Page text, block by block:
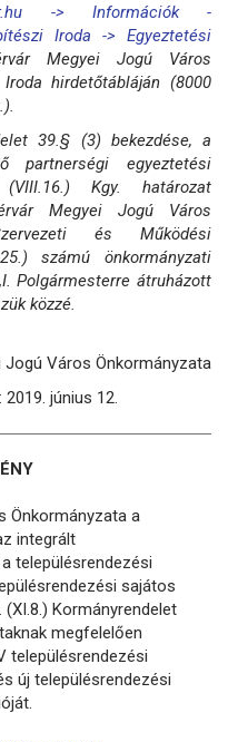
->Információk -
Iroda -> Egyeztetési
Megyei Jogú Város
hirdetőtábláján (8000
39.§ (3) bekezdése, a
partnerségi egyeztetési
Kgy. határozat
Megyei Jogú Város
és Működési
számú önkormányzati
Polgármesterre átruházott
közzé.
Város Önkormányzata
június 12.
Önkormányzata a
integrált
településrendezési
sajátos
Kormányrendelet
megfelelően
településrendezési
új településrendezési